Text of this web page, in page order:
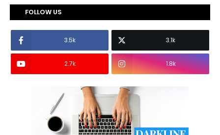
FOLLOW US
3.5k 3.1k
2.7k 1.8k